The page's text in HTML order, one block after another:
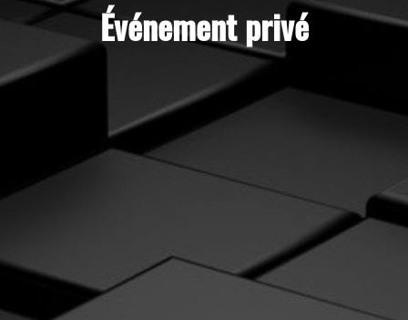
Événement privé